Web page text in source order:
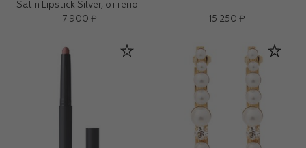
Satin Lipstick Silver, оттенок
Monarch (3g)
7 900 ₽ 15 250 ₽